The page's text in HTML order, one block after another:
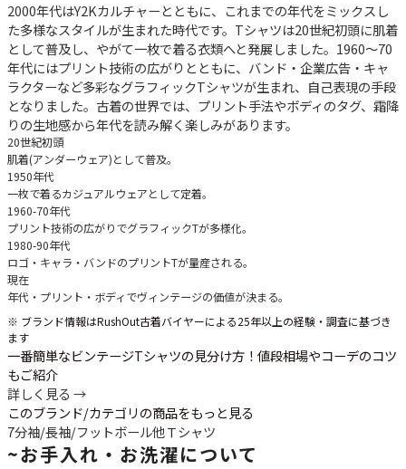
2000年代はY2Kカルチャーとともに、これまでの年代をミックスし
た多様なスタイルが生まれた時代です。Tシャツは20世紀初頭に肌着
として普及し、やがて一枚で着る衣類へと発展しました。1960～70
年代にはプリント技術の広がりとともに、バンド・企業広告・キャ
ラクターなど多彩なグラフィックTシャツが生まれ、自己表現の手段
となりました。古着の世界では、プリント手法やボディのタグ、霜降
りの生地感から年代を読み解く楽しみがあります。
20世紀初頭
肌着(アンダーウェア)として普及。
1950年代
一枚で着るカジュアルウェアとして定着。
1960-70年代
プリント技術の広がりでグラフィックTが多様化。
1980-90年代
ロゴ・キャラ・バンドのプリントTが量産される。
現在
年代・プリント・ボディでヴィンテージの価値が決まる。
※ ブランド情報はRushOut古着バイヤーによる25年以上の経験・調査に基づき
ます
一番簡単なビンテージTシャツの見分け方！値段相場やコーデのコツ
もご紹介
詳しく見る →
このブランド/カテゴリの商品をもっと見る
7分袖/長袖/フットボール他Ｔシャツ
~お手入れ・お洗濯について